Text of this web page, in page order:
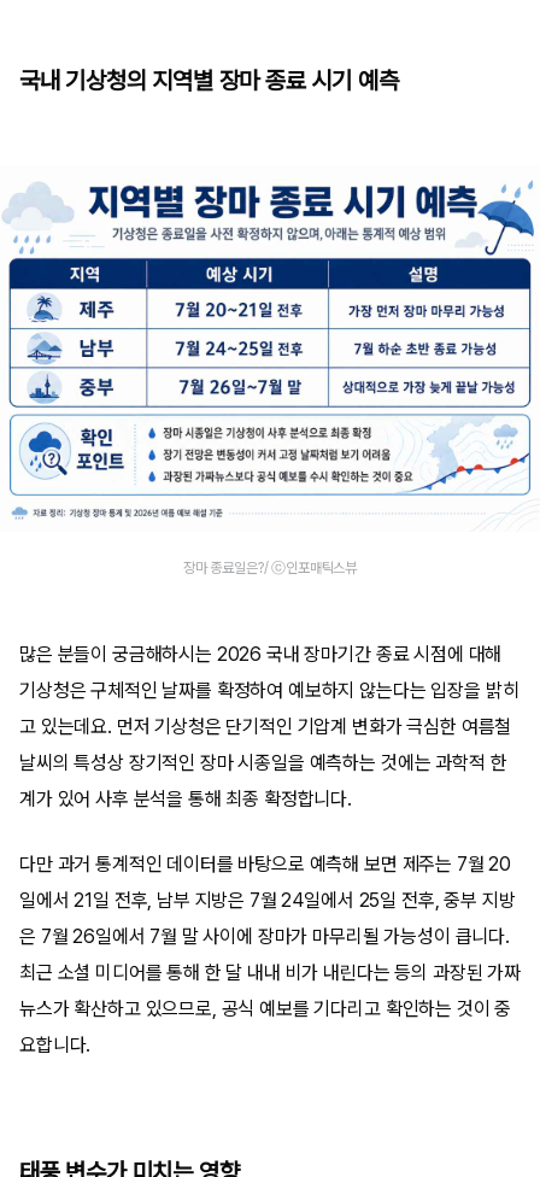
국내 기상청의 지역별 장마 종료 시기 예측
장마 종료일은?/ ⓒ인포매틱스뷰
많은 분들이 궁금해하시는 2026 국내 장마기간 종료 시점에 대해
기상청은 구체적인 날짜를 확정하여 예보하지 않는다는 입장을 밝히
고 있는데요. 먼저 기상청은 단기적인 기압계 변화가 극심한 여름철
날씨의 특성상 장기적인 장마 시종일을 예측하는 것에는 과학적 한
계가 있어 사후 분석을 통해 최종 확정합니다.
다만 과거 통계적인 데이터를 바탕으로 예측해 보면 제주는 7월 20
일에서 21일 전후, 남부 지방은 7월 24일에서 25일 전후, 중부 지방
은 7월 26일에서 7월 말 사이에 장마가 마무리될 가능성이 큽니다.
최근 소셜 미디어를 통해 한 달 내내 비가 내린다는 등의 과장된 가짜
뉴스가 확산하고 있으므로, 공식 예보를 기다리고 확인하는 것이 중
요합니다.